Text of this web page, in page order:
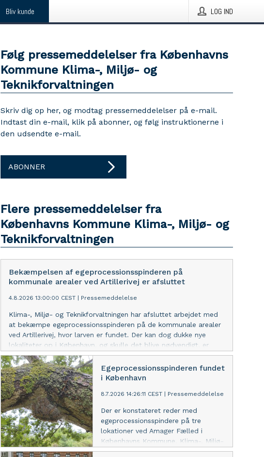
Bliv kunde LOG IND
Følg pressemeddelelser fra Københavns
Kommune Klima-, Miljø- og
Teknikforvaltningen
Skriv dig op her, og modtag pressemeddelelser på e-mail.
Indtast din e-mail, klik på abonner, og følg instruktionerne i
den udsendte e-mail.
ABONNER
Flere pressemeddelelser fra
Københavns Kommune Klima-, Miljø- og
Teknikforvaltningen
Bekæmpelsen af egeprocessionsspinderen på
kommunale arealer ved Artillerivej er afsluttet
4.8.2026 13:00:00 CEST Pressemeddelelse
Klima-, Miljø- og Teknikforvaltningen har afsluttet arbejdet med
at bekæmpe egeprocessionsspinderen på de kommunale arealer
ved Artillerivej, hvor larven er fundet. Der kan dog dukke nye
lokaliteter op i København, og skulle det blive nødvendigt, er
man klar til at genoptage arbejdet.
Egeprocessionsspinderen fundet
i København
8.7.2026 14:26:11 CEST Pressemeddelelse
Der er konstateret reder med
egeprocessionsspindere på tre
lokationer ved Amager Fælled i
Københavns Kommune. Klima-, Miljø-
og Teknikforvaltningen arbejder på at